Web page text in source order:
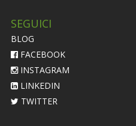
SEGUICI
BLOG
FACEBOOK
INSTAGRAM
LINKEDIN
TWITTER